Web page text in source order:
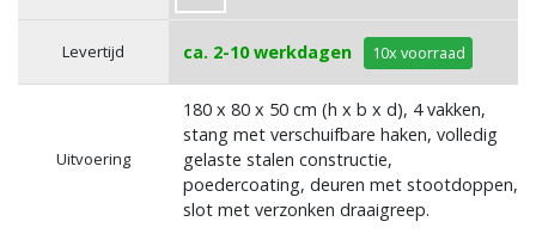
Levertijd ca. 2-10 werkdagen 10x voorraad
Uitvoering
180 x 80 x 50 cm (h x b x d), 4 vakken,
stang met verschuifbare haken, volledig
gelaste stalen constructie,
poedercoating, deuren met stootdoppen,
slot met verzonken draaigreep.